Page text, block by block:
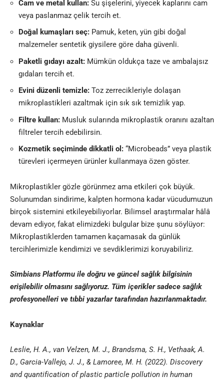
Cam ve metal kullan: Su şişelerini, yiyecek kaplarını cam
veya paslanmaz çelik tercih et.
Doğal kumaşları seç: Pamuk, keten, yün gibi doğal
malzemeler sentetik giysilere göre daha güvenli.
Paketli gıdayı azalt: Mümkün oldukça taze ve ambalajsız
gıdaları tercih et.
Evini düzenli temizle: Toz zerrecikleriyle dolaşan
mikroplastikleri azaltmak için sık sık temizlik yap.
Filtre kullan: Musluk sularında mikroplastik oranını azaltan
filtreler tercih edebilirsin.
Kozmetik seçiminde dikkatli ol: “Microbeads” veya plastik
türevleri içermeyen ürünler kullanmaya özen göster.
Mikroplastikler gözle görünmez ama etkileri çok büyük.
Solunumdan sindirime, kalpten hormona kadar vücudumuzun
birçok sistemini etkileyebiliyorlar. Bilimsel araştırmalar hâlâ
devam ediyor, fakat elimizdeki bulgular bize şunu söylüyor:
Mikroplastiklerden tamamen kaçamasak da günlük
tercihlerimizle kendimizi ve sevdiklerimizi koruyabiliriz.
Simbians Platformu ile doğru ve güncel sağlık bilgisinin
erişilebilir olmasını sağlıyoruz. Tüm içerikler sadece sağlık
profesyonelleri ve tıbbi yazarlar tarafından hazırlanmaktadır.
Kaynaklar
Leslie, H. A., van Velzen, M. J., Brandsma, S. H., Vethaak, A.
D., Garcia-Vallejo, J. J., & Lamoree, M. H. (2022). Discovery
and quantification of plastic particle pollution in human